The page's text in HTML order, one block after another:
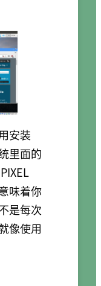
安装
里面的
味着你
是每次
像使用